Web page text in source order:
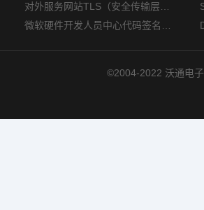
©2004-2022 沃通电